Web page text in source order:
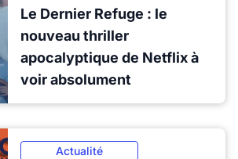
Le Dernier Refuge : le
nouveau thriller
apocalyptique de Netflix à
voir absolument
Actualité